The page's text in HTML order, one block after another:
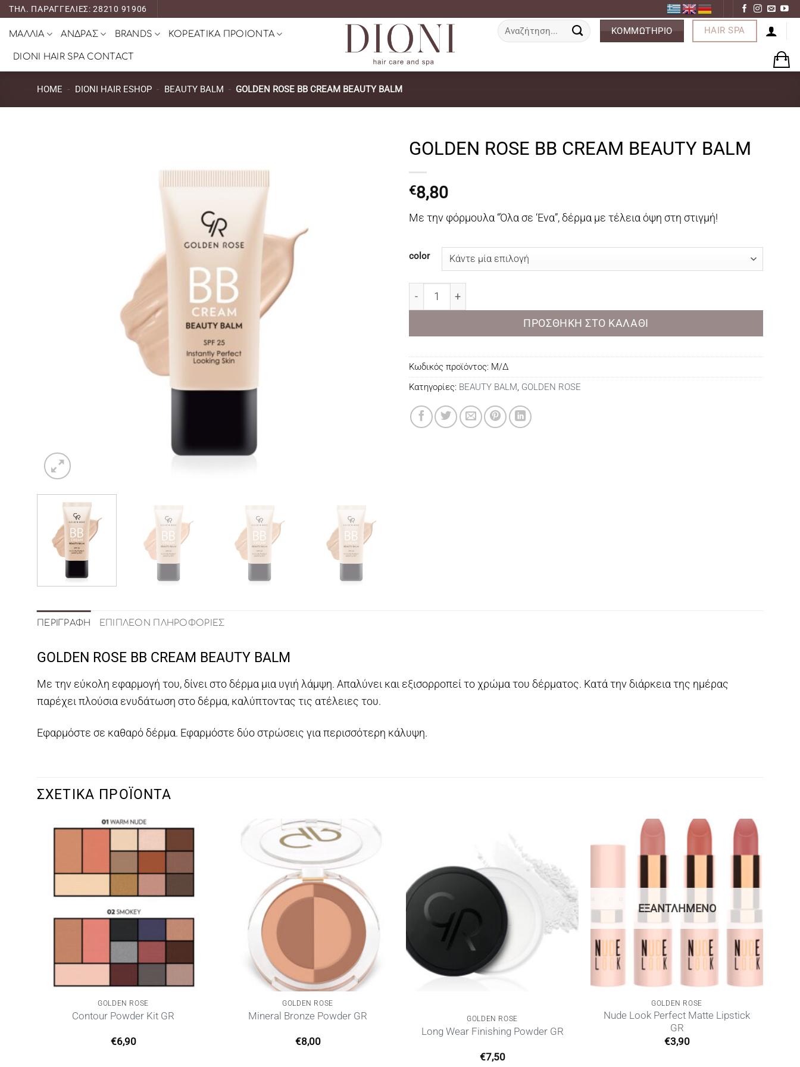
Μετάβαση
ΤΗΛ. ΠΑΡΑΓΓΕΛΙΕΣ: 28210 91906
ΜΑΛΛΙΑ ΑΝΔΡΑΣ BRANDS ΚΟΡΕΑΤΙΚΑ ΠΡΟΙΟΝΤΑ
DIONI HAIR SPA CONTACT
Αναζήτηση
για:
ΚΟΜΜΩΤΗΡΙΟ HAIR SPA
HOME - DIONI HAIR ESHOP - BEAUTY BALM - GOLDEN ROSE BB CREAM BEAUTY BALM
GOLDEN ROSE BB CREAM BEAUTY BALM
€8,80
Με την φόρμουλα “Όλα σε ‘Ενα”, δέρμα με τέλεια όψη στη στιγμή!
color
ΠΡΟΣΘΉΚΗ ΣΤΟ ΚΑΛΆΘΙ
Κωδικός προϊόντος: Μ/Δ
Κατηγορίες: BEAUTY BALM GOLDEN ROSE
ΠΕΡΙΓΡΑΦΉ ΕΠΙΠΛΈΟΝ ΠΛΗΡΟΦΟΡΊΕΣ
GOLDEN ROSE BB CREAM BEAUTY BALM
Με την εύκολη εφαρμογή του, δίνει στο δέρμα μια υγιή λάμψη. Απαλύνει και εξισορροπεί το χρώμα του δέρματος. Κατά την διάρκεια της ημέρας
παρέχει πλούσια ενυδάτωση στο δέρμα, καλύπτοντας τις ατέλειες του.
Εφαρμόστε σε καθαρό δέρμα. Εφαρμόστε δύο στρώσεις για περισσότερη κάλυψη.
ΣΧΕΤΙΚΆ ΠΡΟΪΌΝΤΑ
GOLDEN ROSE
Contour Powder Kit GR
€6,90
GOLDEN ROSE
Mineral Bronze Powder GR
€8,00
GOLDEN ROSE
Long Wear Finishing Powder GR
€7,50
ΕΞΑΝΤΛΗΜΈΝΟ
GOLDEN ROSE
Nude Look Perfect Matte Lipstick
GR
€3,90